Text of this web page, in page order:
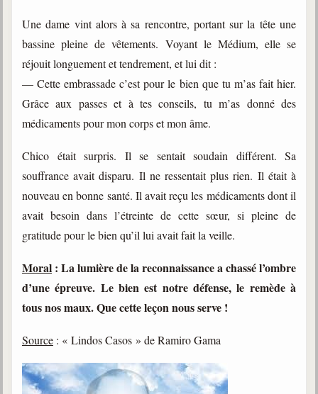
Une dame vint alors à sa rencontre, portant sur la tête une
bassine pleine de vêtements. Voyant le Médium, elle se
réjouit longuement et tendrement, et lui dit :
— Cette embrassade c’est pour le bien que tu m’as fait hier.
Grâce aux passes et à tes conseils, tu m’as donné des
médicaments pour mon corps et mon âme.
Chico était surpris. Il se sentait soudain différent. Sa
souffrance avait disparu. Il ne ressentait plus rien. Il était à
nouveau en bonne santé. Il avait reçu les médicaments dont il
avait besoin dans l’étreinte de cette sœur, si pleine de
gratitude pour le bien qu’il lui avait fait la veille.
Moral : La lumière de la reconnaissance a chassé l’ombre
d’une épreuve. Le bien est notre défense, le remède à
tous nos maux. Que cette leçon nous serve !
Source : « Lindos Casos » de Ramiro Gama